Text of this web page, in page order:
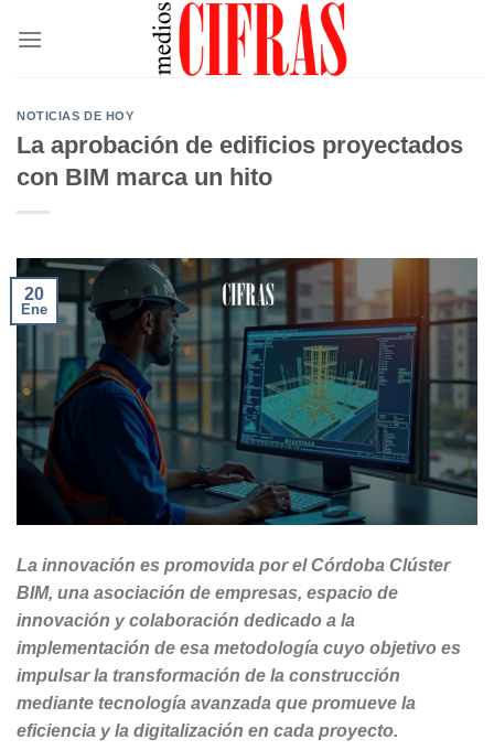
NOTICIAS DE HOY
La aprobación de edificios proyectados
con BIM marca un hito
20
Ene
La innovación es promovida por el Córdoba Clúster
BIM, una asociación de empresas, espacio de
innovación y colaboración dedicado a la
implementación de esa metodología cuyo objetivo es
impulsar la transformación de la construcción
mediante tecnología avanzada que promueve la
eficiencia y la digitalización en cada proyecto.